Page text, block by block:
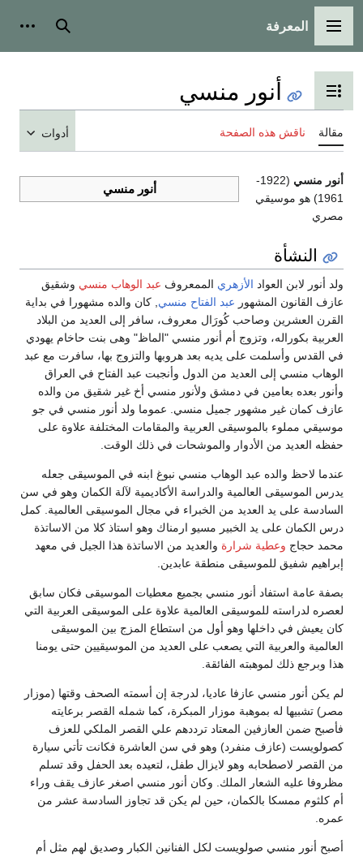
القائمة الرئيسية
المعرفة بحث
تبديل عرض جدول المحتويات
أنور منسي
ناقش هذه الصفحة أدوات
أنور منسي
منسي
(1922-
1961) هو موسيقي
النشأة
أنور لابن العوادالأزهري الممعروف عبد الوهاب منسيوشقيق
القانون المشهورعبد الفتاح منسي, كان والده مشهورا في بداية
العشرين وصاحب كُورَال معروف، سافر إلى العديد من البلاد
بكوراله، وتزوج أم أنور منسي "الماظ" وهى بنت حاخام يهودي
القدس وأسلمت على يديه بعد هروبها والتزوج بها، سافرت مع عبد
منسي إلى العديد من الدول وأنجبت عبد الفتاح في العراق
بعده بعامين في دمشق ولأنور منسي أخ غير شقيق من والده
كمان غير مشهور جميل منسي. عموما ولد أنور منسي في جو
مملوء بالموسيقى العربية والمقامات المختلفة علاوة على
العديد من الأدوار والموشحات في ذلك الوقت.
لاحظ والده عبد الوهاب منسي نبوغ ابنه في الموسيقى جعله
الموسيقى العالمية والدراسة الأكاديمية لآلة الكمان وهو في سن
على يد العديد من الخبراء في مجال الموسيقى العالمية. كمل
الكمان على يد الخبير مسيو ارمناك وهو استاذ كلا من الاساتذة
حجاجوعطية شرارةوالعديد من الاساتذة هذا الجيل في معهد
شفيق للموسيقى منطقة عابدين.
عامة استفاد أنور منسي بجميع معطيات الموسيقى فكان سابق
لدراسته للموسيقى العالمية علاوة على الموسيقى العربية التي
يعيش في داخلها وهو أول من استطاع المزج بين الموسيقى
والعربية التي يصعب على العديد من الموسيقيين حتى يومنا
وبرجع ذلك لموهبته الفائقة.
يكن أنور منسي عازفا عاديا، لدرجة إن أسمته الصحف وقتها (موزار
تشبيها له بموهبة موزار المبكرة، كما شمله القصر برعايته
ضمن العازفين المعتاد ترددهم علي القصر الملكي للعزف
(عازف منفرد) وهو في سن العاشرة فكانت تأتي سيارة
القصر لاصطحابه وهو لايزال طفل، لتعيده بعد الحفل وقد تسلم
عليه الشعار الملك. وكان أنور منسي اصغر عازف يقف وراء
كلثوم ممسكا بالكمان، حين لم يكن قد تجاوز السادسة عشر من
أنور منسي صولويست لكل الفنانين الكبار وصديق لهم مثل أم